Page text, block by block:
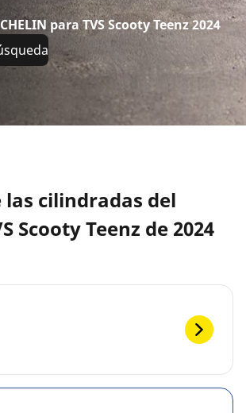
para TVS Scooty Teenz 2024
las cilindradas del
Scooty Teenz de 2024